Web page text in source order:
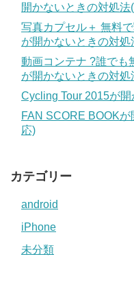
開かないときの対処
写真カプセル＋ 無料
が開かないときの対
動画コンテナ ?誰でも
が開かないときの対
Cycling Tour 2015が
FAN SCORE BOOK
応)
カテゴリー
android
iPhone
未分類